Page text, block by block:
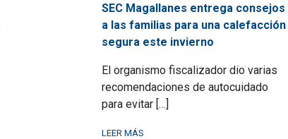
SEC Magallanes entrega consejos
a las familias para una calefacción
segura este invierno
El organismo fiscalizador dio varias
recomendaciones de autocuidado
para evitar […]
LEER MÁS